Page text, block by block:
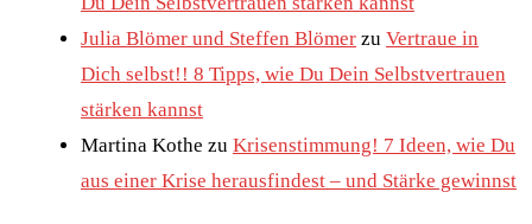
Julia Blömer und Steffen Blömer zu Vertraue in
Dich selbst!! 8 Tipps, wie Du Dein Selbstvertrauen
stärken kannst
Martina Kothe zu Krisenstimmung! 7 Ideen, wie Du
aus einer Krise herausfindest – und Stärke gewinnst